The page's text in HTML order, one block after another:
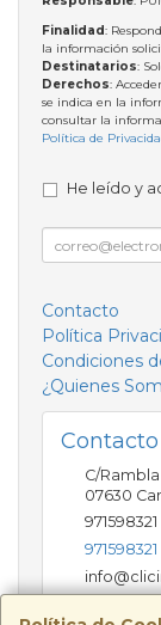
Finalidad:
la información
Destinatarios:
Derechos:
se indica en la
consultar la
Política de
He leído y
Contacto
Política
Condiciones
¿Quienes
Contacto
C/
07630
971598321
971598321